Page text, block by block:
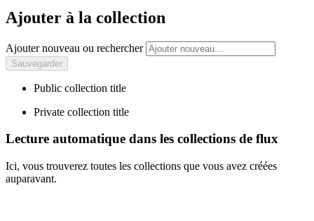
Ajouter à la collection
Ajouter nouveau ou rechercher
Public collection title
Private collection title
Lecture automatique dans les collections de flux
Ici, vous trouverez toutes les collections que vous avez créées
auparavant.